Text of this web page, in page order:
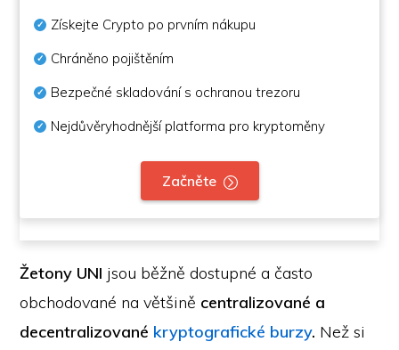
Získejte Crypto po prvním nákupu
Chráněno pojištěním
Bezpečné skladování s ochranou trezoru
Nejdůvěryhodnější platforma pro kryptoměny
Začněte
Žetony UNI jsou běžně dostupné a často
obchodované na většině centralizované a
decentralizované kryptografické burzy. Než si